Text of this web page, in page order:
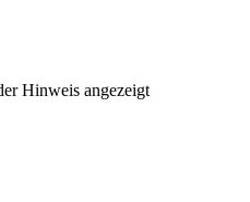
Hinweis angezeigt